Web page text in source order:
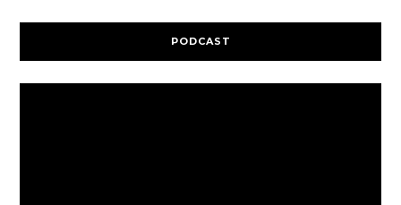
PODCAST